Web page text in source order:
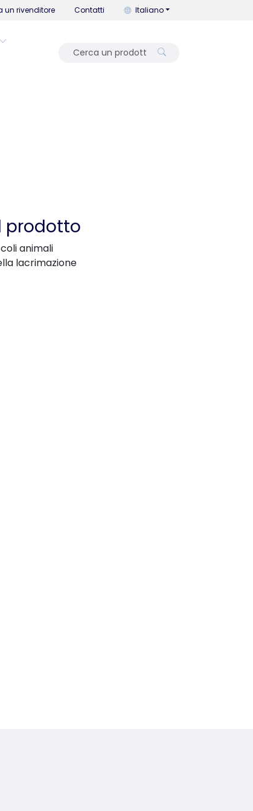
un rivenditore Contatti Puoi cambiare la lingua con
Italiano
prodotto
animali
lacrimazione